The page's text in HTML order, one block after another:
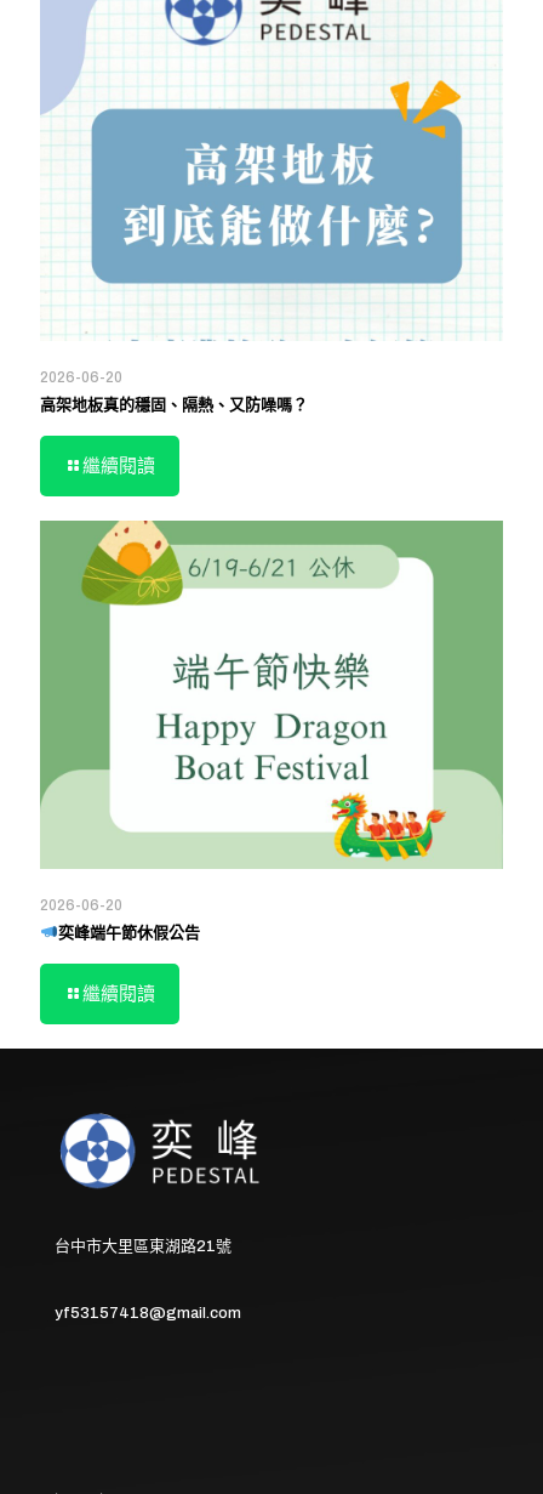
2026-06-20
高架地板真的穩固、隔熱、又防噪嗎？
繼續閱讀
2026-06-20
奕峰端午節休假公告
繼續閱讀
台中市大里區東湖路21號
yf53157418@gmail.com